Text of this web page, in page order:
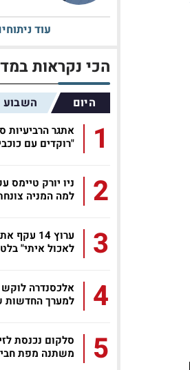
עוד
הכי נקראות
היום השבוע
1
אתגר הרביעיות
"רוקדים עם כוכבים" עם
2
ניו יורק טיימס
למה המניה צונחת
3
לאכול איתי" בלטה
4
אלכסנדרה לוקש
למערך החדשות
5
משתנה מפת